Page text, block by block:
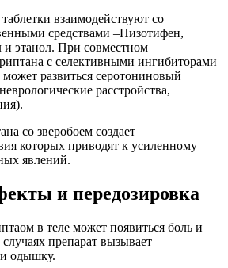
взаимодействуют со
средствами –Пизотифен,
этанол. При совместном
с селективными ингибиторами
развиться серотониновый
расстройства,
со зверобоем создает
которых приводят к усиленному
явлений.
и передозировка
в теле может появиться боль и
препарат вызывает
и одышку.